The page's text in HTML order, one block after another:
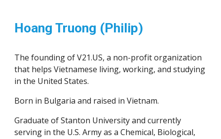
Hoang Truong (Philip)
The founding of V21.US, a non-profit organization
that helps Vietnamese living, working, and studying
in the United States.
Born in Bulgaria and raised in Vietnam.
Graduate of Stanton University and currently
serving in the U.S. Army as a Chemical, Biological,